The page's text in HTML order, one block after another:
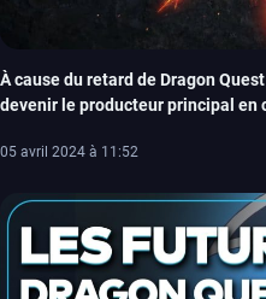
À cause du retard de Dragon
devenir le producteur principal en
05 avril 2024 à 11:52